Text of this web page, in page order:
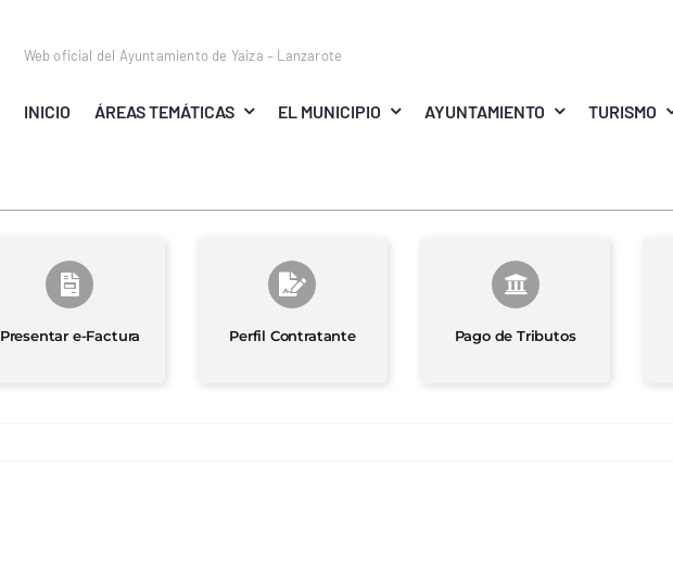
Web oficial del Ayuntamiento de Yaiza – Lanzarote
INICIO ÁREAS TEMÁTICAS EL MUNICIPIO AYUNTAMIENTO TURISMO
Presentar e-Factura Perfil Contratante Pago de Tributos